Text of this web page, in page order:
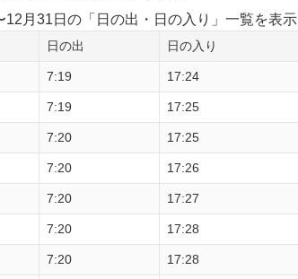
12月31日の「日の出・日の入り」一覧を表示
日の出 日の入り
7:19 17:24
7:19 17:25
7:20 17:25
7:20 17:26
7:20 17:27
7:20 17:28
7:20 17:28